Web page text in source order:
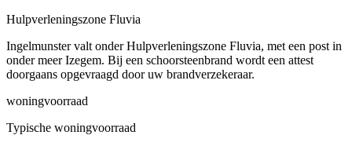
Hulpverleningszone Fluvia
Ingelmunster valt onder Hulpverleningszone Fluvia, met een post in
onder meer Izegem. Bij een schoorsteenbrand wordt een attest
doorgaans opgevraagd door uw brandverzekeraar.
woningvoorraad
Typische woningvoorraad